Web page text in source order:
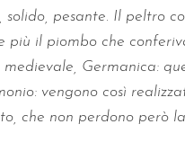
solido, pesante. Il peltro
più il piombo che
medievale, Germanica:
vengono così
che non perdono però